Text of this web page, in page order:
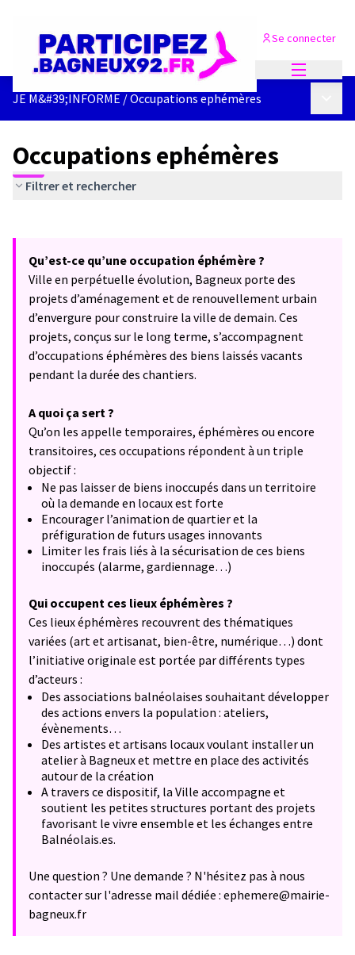
Se connecter
JE M&#39;INFORME /Occupations ephémères
Occupations ephémères
Filtrer et rechercher
−
Qu’est-ce qu’une occupation éphémère ?
Ville en perpétuelle évolution, Bagneux porte des
projets d’aménagement et de renouvellement urbain
d’envergure pour construire la ville de demain. Ces
projets, conçus sur le long terme, s’accompagnent
d’occupations éphémères des biens laissés vacants
pendant la durée des chantiers.
A quoi ça sert ?
Qu’on les appelle temporaires, éphémères ou encore
transitoires, ces occupations répondent à un triple
objectif :
Ne pas laisser de biens inoccupés dans un territoire
où la demande en locaux est forte
Encourager l’animation de quartier et la
préfiguration de futurs usages innovants
Limiter les frais liés à la sécurisation de ces biens
inoccupés (alarme, gardiennage…)
Qui occupent ces lieux éphémères ?
Ces lieux éphémères recouvrent des thématiques
variées (art et artisanat, bien-être, numérique…) dont
l’initiative originale est portée par différents types
d’acteurs :
Des associations balnéolaises souhaitant développer
des actions envers la population : ateliers,
évènements…
Des artistes et artisans locaux voulant installer un
atelier à Bagneux et mettre en place des activités
autour de la création
A travers ce dispositif, la Ville accompagne et
soutient les petites structures portant des projets
favorisant le vivre ensemble et les échanges entre
Balnéolais.es.
Une question ? Une demande ? N'hésitez pas à nous
contacter sur l'adresse mail dédiée : ephemere@mairie-
bagneux.fr